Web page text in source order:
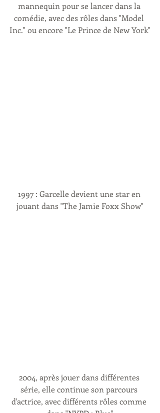
mannequin pour se lancer dans la
comédie, avec des rôles dans "Model
Inc." ou encore "Le Prince de New York"
1997 : Garcelle devient une star en
jouant dans "The Jamie Foxx Show"
2004, après jouer dans différentes
série, elle continue son parcours
d'actrice, avec différents rôles comme